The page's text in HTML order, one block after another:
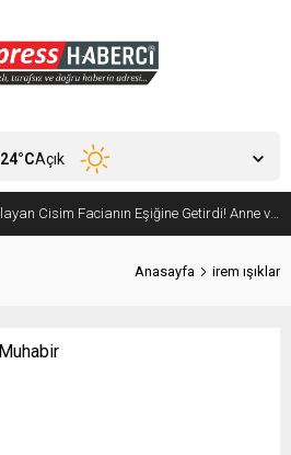
Kamyondan Fırlayan Cisim Facianın Eşiğine Getirdi! Anne ve Bebeği Son Anda Kurtuldu
24°CAçık
Anasayfa irem ışıklar
Muhabir